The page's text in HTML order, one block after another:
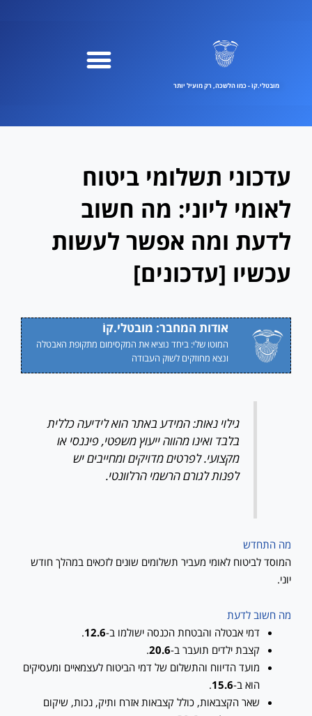
מובטלי.קוֹ - כמו הלשכה, רק מועיל יותר
עדכוני תשלומי ביטוח
לאומי ליוני: מה חשוב
לדעת ומה אפשר לעשות
עכשיו [עדכונים]
אודות המחבר: מובטלי.קוֹ
המוטו שלי: ביחד נוציא את המקסימום מתקופת האבטלה
ונצא מחוזקים לשוק העבודה
גילוי נאות: המידע באתר הוא לידיעה כללית
בלבד ואינו מהווה ייעוץ משפטי, פיננסי או
מקצועי. לפרטים מדויקים ומחייבים יש
לפנות לגורם הרשמי הרלוונטי.
מה התחדש
המוסד לביטוח לאומי מעביר תשלומים שונים לזכאים במהלך חודש
יוני.
מה חשוב לדעת
דמי אבטלה והבטחת הכנסה ישולמו ב-12.6
.
קצבת ילדים תועבר ב-20.6
.
מועד הדיווח והתשלום של דמי הביטוח לעצמאיים ומעסיקים
הוא ב-15.6
.
שאר הקצבאות, כולל קצבאות אזרח ותיק, נכות, שיקום